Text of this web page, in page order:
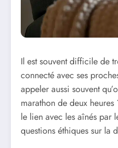
Il est souvent difficile de
connecté avec ses
appeler aussi souvent
marathon de deux
le lien avec les aînés par
questions éthiques sur la